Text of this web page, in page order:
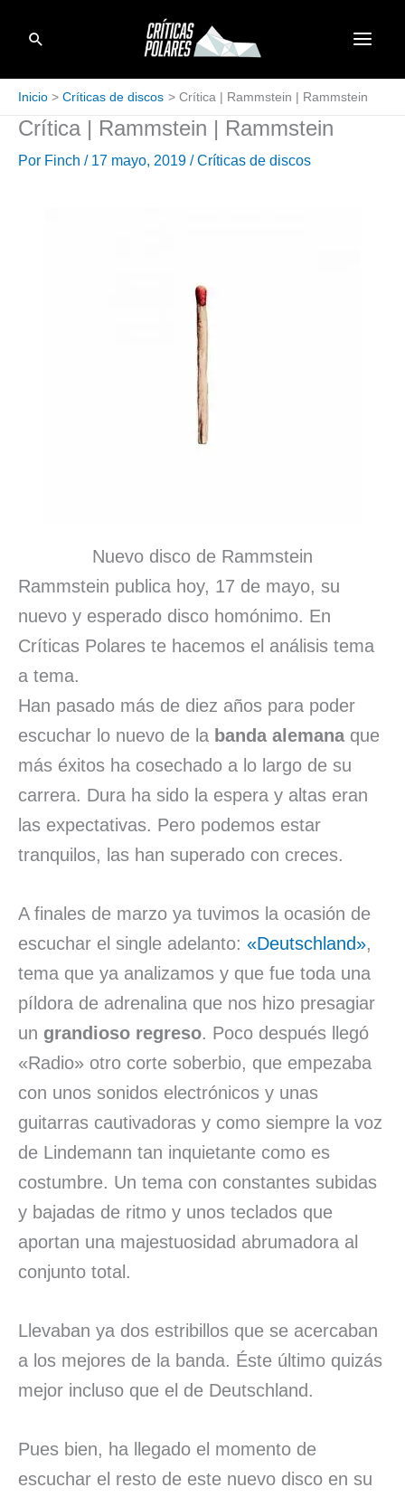
Buscar
Inicio Críticas de discos Crítica | Rammstein | Rammstein
Crítica | Rammstein | Rammstein
Por Finch / 17 mayo, 2019 /Críticas de discos
Nuevo disco de Rammstein
Rammstein publica hoy, 17 de mayo, su
nuevo y esperado disco homónimo. En
Críticas Polares te hacemos el análisis tema
a tema.
Han pasado más de diez años para poder
escuchar lo nuevo de la banda alemanaque
más éxitos ha cosechado a lo largo de su
carrera. Dura ha sido la espera y altas eran
las expectativas. Pero podemos estar
tranquilos, las han superado con creces.
A finales de marzo ya tuvimos la ocasión de
escuchar el single adelanto: «Deutschland»,
tema que ya analizamos y que fue toda una
píldora de adrenalina que nos hizo presagiar
un grandioso regreso. Poco después llegó
«Radio» otro corte soberbio, que empezaba
con unos sonidos electrónicos y unas
guitarras cautivadoras y como siempre la voz
de Lindemann tan inquietante como es
costumbre. Un tema con constantes subidas
y bajadas de ritmo y unos teclados que
aportan una majestuosidad abrumadora al
conjunto total.
Llevaban ya dos estribillos que se acercaban
a los mejores de la banda. Éste último quizás
mejor incluso que el de Deutschland.
Pues bien, ha llegado el momento de
escuchar el resto de este nuevo disco en su